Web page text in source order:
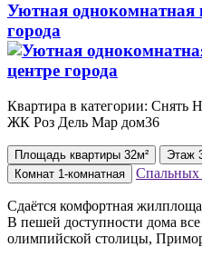
Уютная однокомнатная
города
Квартира в категории: Снять
ЖК ⁠Роз Дель Мар дом36
Площадь квартиры 32м² Этаж
Комнат 1-комнатная Спальных
Сдаётся комфортная
В пешей доступности дома
олимпийской столицы,